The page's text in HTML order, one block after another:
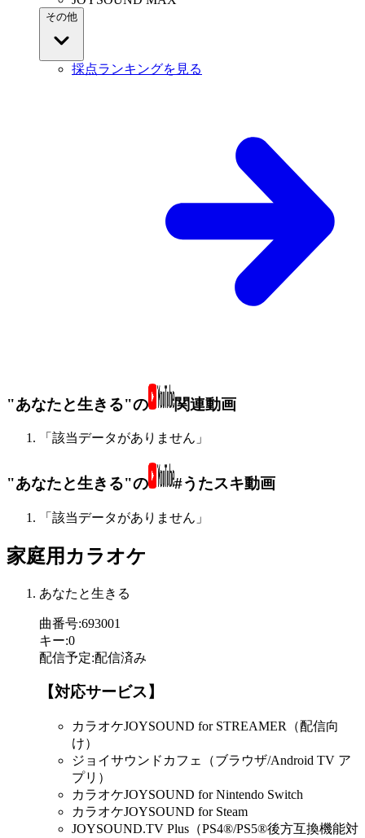
その他
採点ランキングを見る
"あなたと生きる"の 関連動画
「該当データがありません」
"あなたと生きる"の #うたスキ動画
「該当データがありません」
家庭用カラオケ
あなたと生きる
曲番号:693001
キー:0
配信予定:配信済み
【対応サービス】
カラオケJOYSOUND for STREAMER（配信向
け）
ジョイサウンドカフェ（ブラウザ/Android TV ア
プリ）
カラオケJOYSOUND for Nintendo Switch
カラオケJOYSOUND for Steam
JOYSOUND.TV Plus（PS4®/PS5®後方互換機能対